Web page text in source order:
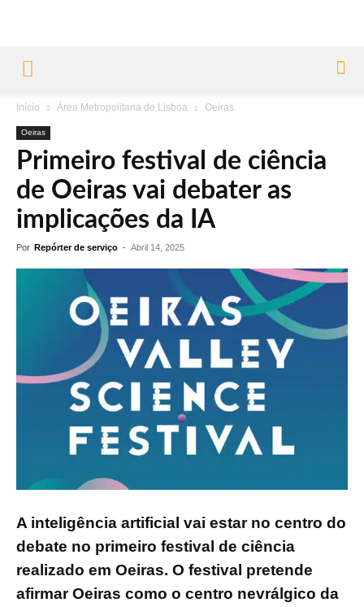
Início Área Metropolitana de Lisboa Oeiras
Oeiras
Primeiro festival de ciência
de Oeiras vai debater as
implicações da IA
Por Repórter de serviço - Abril 14, 2025
A inteligência artificial vai estar no centro do
debate no primeiro festival de ciência
realizado em Oeiras. O festival pretende
afirmar Oeiras como o centro nevrálgico da